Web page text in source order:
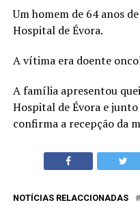
Um homem de 64 anos
Hospital de Évora.
A vítima era doente
A família apresentou
Hospital de Évora e
confirma a recepção da
NOTÍCIAS RELACCIONADAS